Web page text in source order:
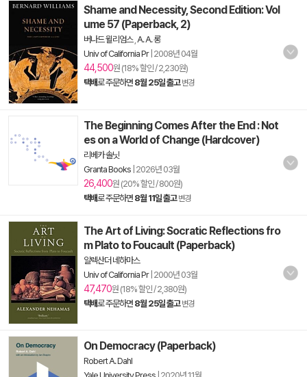
Shame and Necessity, Second Edition: Vol
ume 57 (Paperback, 2)
버나드 윌리엄스, A. A. 롱
Univ of California Pr| 2008년 04월
44,500원 (18% 할인 / 2,230원)
택배로 주문하면 8월 25일 출고 변경
The Beginning Comes After the End : Not
es on a World of Change (Hardcover)
리베카 솔닛
Granta Books 2026년 03월
26,400원 (20% 할인 / 800원)
택배로 주문하면 8월 11일 출고 변경
The Art of Living: Socratic Reflections fro
m Plato to Foucault (Paperback)
알렉산더 네하마스
Univ of California Pr| 2000년 03월
47,470원 (18% 할인 / 2,380원)
택배로 주문하면 8월 25일 출고 변경
On Democracy (Paperback)
Robert A. Dahl